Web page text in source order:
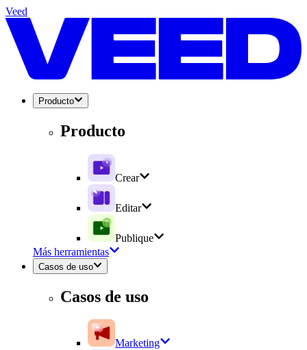
Veed
Producto
Producto
Crear
Editar
Publique
Más herramientas
Casos de uso
Casos de uso
Marketing